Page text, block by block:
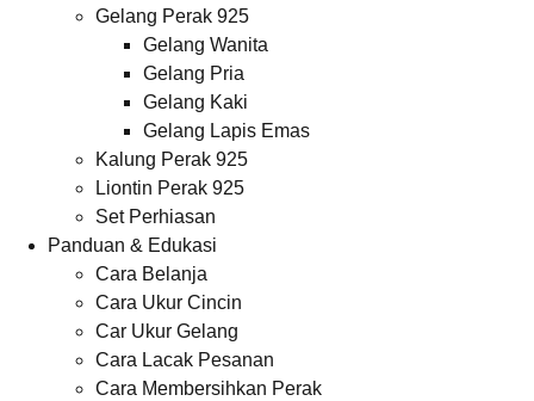
Gelang Perak 925
Gelang Wanita
Gelang Pria
Gelang Kaki
Gelang Lapis Emas
Kalung Perak 925
Liontin Perak 925
Set Perhiasan
Panduan & Edukasi
Cara Belanja
Cara Ukur Cincin
Car Ukur Gelang
Cara Lacak Pesanan
Cara Membersihkan Perak